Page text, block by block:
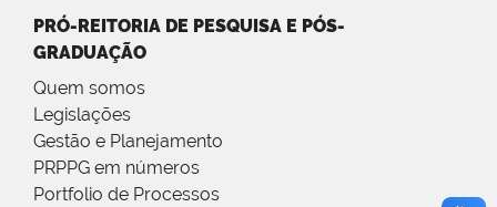
PRÓ-REITORIA DE PESQUISA E PÓS-
GRADUAÇÃO
Quem somos
Legislações
Gestão e Planejamento
PRPPG em números
Portfolio de Processos